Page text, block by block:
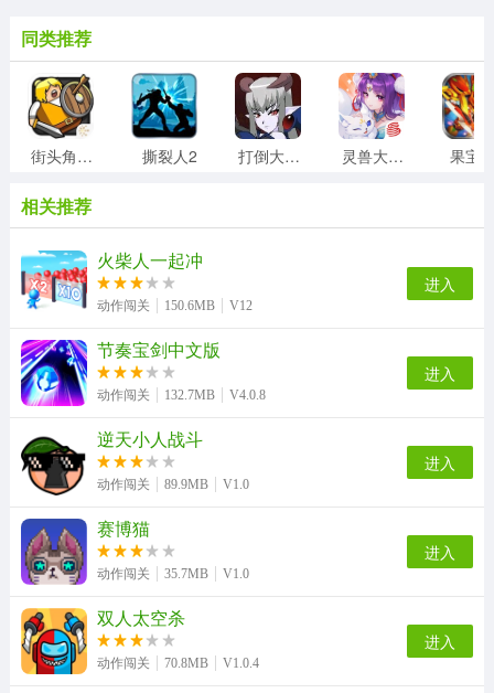
同类推荐
街头角斗士2 撕裂人2 打倒大魔王様 灵兽大冒险 果宝
相关推荐
火柴人一起冲
动作闯关 150.6MB V12
进入
节奏宝剑中文版
动作闯关 132.7MB V4.0.8
进入
逆天小人战斗
动作闯关 89.9MB V1.0
进入
赛博猫
动作闯关 35.7MB V1.0
进入
双人太空杀
动作闯关 70.8MB V1.0.4
进入